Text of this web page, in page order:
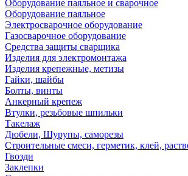
Оборудование паяльное и сварочное
Оборудование паяльное
Электросварочное оборудование
Газосварочное оборудование
Средства защиты сварщика
Изделия для электромонтажа
Изделия крепежные, метизы
Гайки, шайбы
Болты, винты
Анкерный крепеж
Втулки, резьбовые шпильки
Такелаж
Дюбели, Шурупы, саморезы
Строительные смеси, герметик, клей,
Гвозди
Заклепки